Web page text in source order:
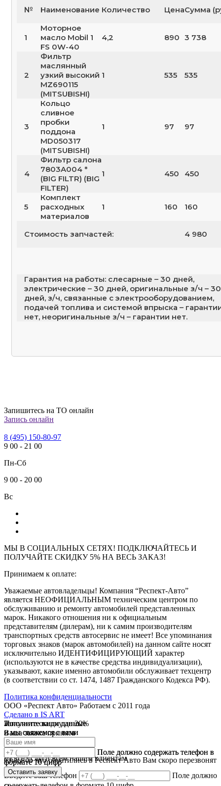
№ Наименование Количество ЦенаСумма
1
Моторное
масло Mobil 1
FS 0W-40
4,2 890 3 738
2
Фильтр
маслянный
узкий высокий
MZ690115
(MITSUBISHI)
1 535 535
3
Кольцо
сливное
пробки
поддона
MD050317
(MITSUBISHI)
1 97 97
4
Фильтр салона
7803A004 *
(BIG FILTR) (BIG
FILTER)
1 450 450
5
Комплект
расходных
материалов
1 160 160
Стоимость запчастей: 4 980
Гарантия на работы: слесарные – 30 дней,
электрические – 30 дней, оригинальные з/ч – 30
дней, з/ч, связанные с электрооборудованием,
подачей топлива и системой впрыска –
нет, неоригинальные з/ч – гарантии нет.
Запишитесь на ТО онлайн
Запись онлайн
8 (495) 150-80-97
9 00 - 21 00
Пн-Сб
9 00 - 20 00
Вс
МЫ В СОЦИАЛЬНЫХ СЕТЯХ! ПОДКЛЮЧАЙТЕСЬ И
ПОЛУЧАЙТЕ СКИДКУ 5% НА ВЕСЬ ЗАКАЗ!
Принимаем к оплате:
Уважаемые автовладельцы! Компания “Респект-Авто”
является НЕОФИЦИАЛЬНЫМ техническим центром по
обслуживанию и ремонту автомобилей представленных
марок. Никакого отношения ни к официальным
представителям (дилерам), ни к самим производителям
транспортных средств автосервис не имеет! Все упоминания
торговых знаков (марок автомобилей) на данном сайте носят
исключительно ИДЕНТИФИЦИРУЮЩИЙ характер
(используются не в качестве средства индивидуализации),
указывают, какие именно автомобили обслуживает техцентр
(в соответствии со ст. 1474, 1487 Гражданского Кодекса РФ).
Политика конфиденциальности
ООО «Респект Авто» Работаем с 2011 года
Сделано в IS ART
Заполните ваши данные
и мы свяжемся с вами
Поле должно содержать телефон в
формате 10 цифр
Оставить заявку
Получите скидку до 20%
В течении 10 дней
мы предоставляем скидку
на все услуги всем нашим клиентам
Введите ваш телефон
Поле должно
Заполните ваши данные
и мы свяжемся с вами
Поле должно содержать телефон в
формате 10 цифр
Оставить заявку
✓
Ваша заявка принята
✓
Ваш ответ принят
Спасибо что обратились в Респект Авто Вам скоро перезвонят